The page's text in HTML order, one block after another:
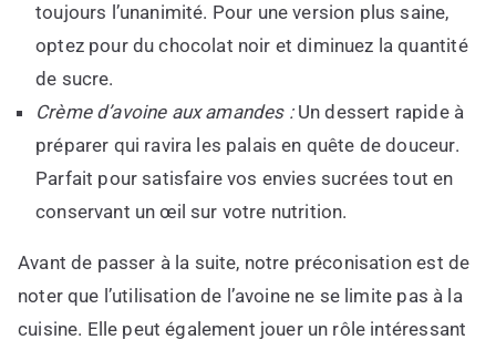
toujours l’unanimité. Pour une version plus saine,
optez pour du chocolat noir et diminuez la quantité
de sucre.
Crème d’avoine aux amandes :Un dessert rapide à
préparer qui ravira les palais en quête de douceur.
Parfait pour satisfaire vos envies sucrées tout en
conservant un œil sur votre nutrition.
Avant de passer à la suite, notre préconisation est de
noter que l’utilisation de l’avoine ne se limite pas à la
cuisine. Elle peut également jouer un rôle intéressant